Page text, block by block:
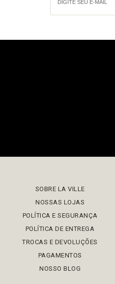
SOBRE LA VILLE
NOSSAS LOJAS
POLÍTICA E SEGURANÇA
POLÍTICA DE ENTREGA
TROCAS E DEVOLUÇÕES
PAGAMENTOS
NOSSO BLOG